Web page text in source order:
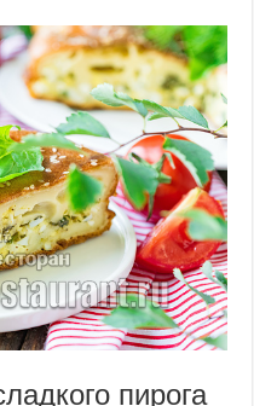
пирога